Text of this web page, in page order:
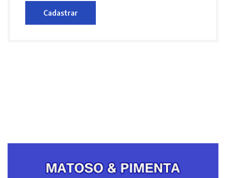
Cadastrar